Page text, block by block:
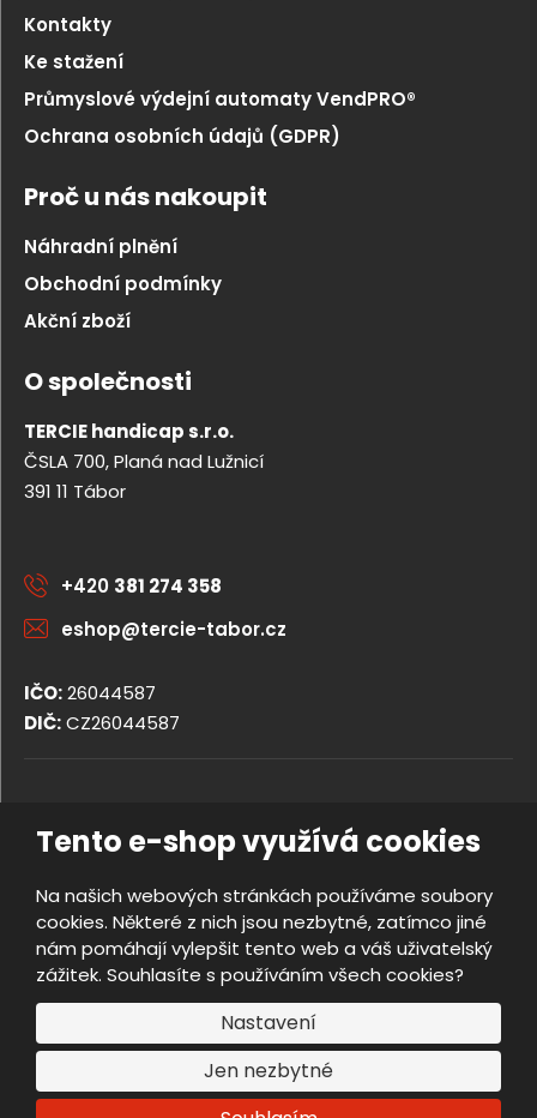
Tento e-shop využívá cookies
Na našich webových stránkách používáme soubory
cookies. Některé z nich jsou nezbytné, zatímco jiné
nám pomáhají vylepšit tento web a váš uživatelský
zážitek. Souhlasíte s používáním všech cookies?
Nastavení
Jen nezbytné
Kontakty
Ke stažení
Průmyslové výdejní automaty VendPRO®
Ochrana osobních údajů (GDPR)
Proč u nás nakoupit
Náhradní plnění
Obchodní podmínky
Akční zboží
O společnosti
TERCIE handicap s.r.o.
ČSLA 700, Planá nad Lužnicí
391 11 Tábor
+420 381 274 358
eshop@tercie-tabor.cz
IČO:26044587
DIČ:CZ26044587
Obchodní podmínky
Prohlášení o přístupnosti
Nastavení cookies
Mapa stránek
Vyrobila
e
R
Á
N